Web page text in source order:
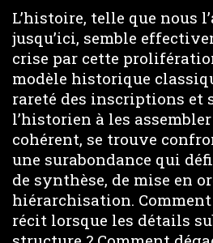
L’histoire, telle que nous
jusqu’ici, semble
crise par cette
modèle historique
rareté des inscriptions et
l’historien à les
cohérent, se trouve
une surabondance qui
de synthèse, de mise en
hiérarchisation.
récit lorsque les détails